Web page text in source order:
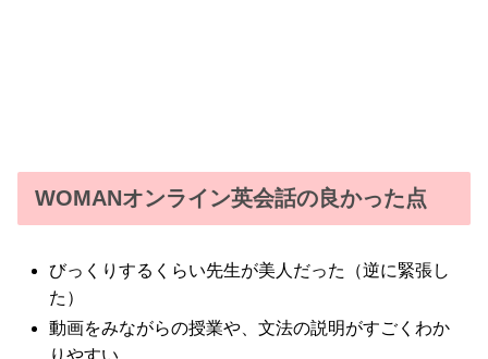
WOMANオンライン英会話の良かった点
びっくりするくらい先生が美人だった（逆に緊張し
た）
動画をみながらの授業や、文法の説明がすごくわか